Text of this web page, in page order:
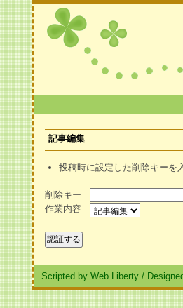
記事編集
投稿時に設定した削除キーを
削除キー
作業内容
Scripted by Web Liberty /